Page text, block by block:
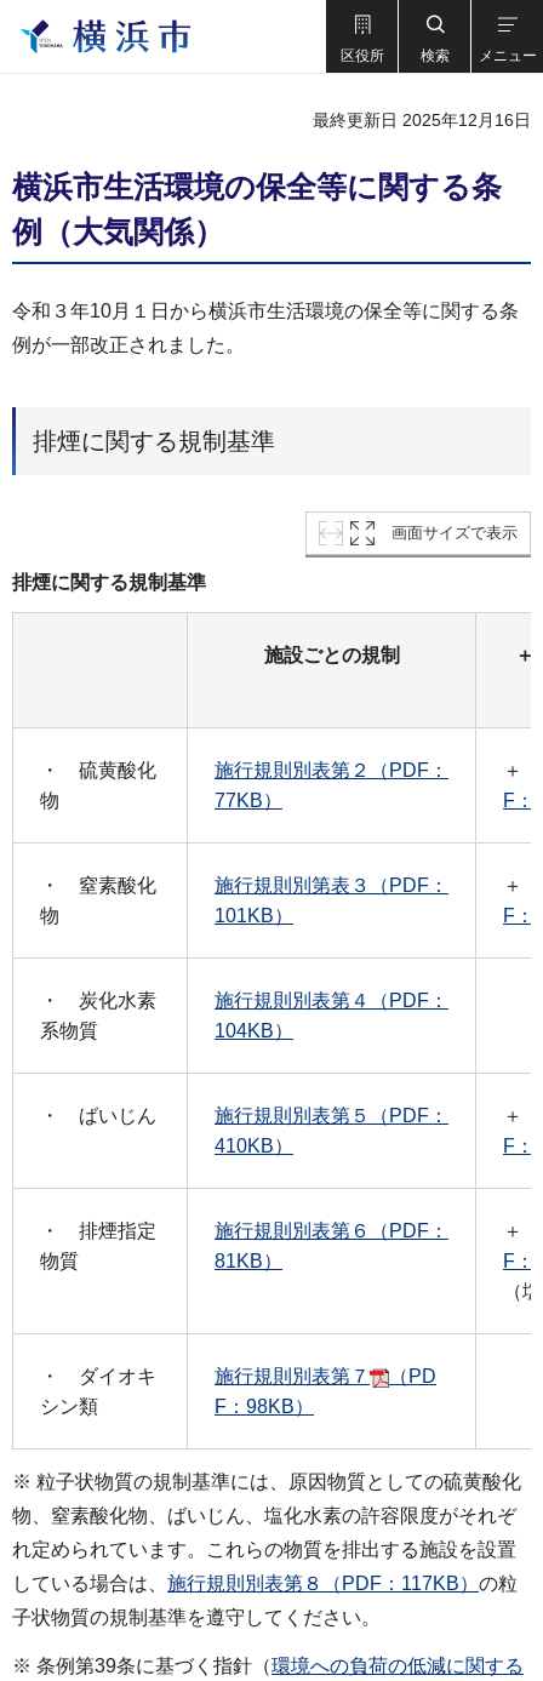
区役所 検索 メニュー
最終更新日 2025年12月16日
横浜市生活環境の保全等に関する条
例（大気関係）
令和３年10月１日から横浜市生活環境の保全等に関する条
例が一部改正されました。
排煙に関する規制基準
画面サイズで表示
排煙に関する規制基準
施設ごとの規制
・ 硫黄酸化
物
施行規則別表第２（PDF：
77KB）
＋
F：
・ 窒素酸化
物
施行規則別第表３（PDF：
101KB）
＋
F：
・ 炭化水素
系物質
施行規則別表第４（PDF：
104KB）
・ ばいじん
施行規則別表第５（PDF：
410KB）
＋
F：
・ 排煙指定
物質
施行規則別表第６（PDF：
81KB）
＋
F：
（
・ ダイオキ
シン類
施行規則別表第７
（PD
F：98KB）
※ 粒子状物質の規制基準には、原因物質としての硫黄酸化
物、窒素酸化物、ばいじん、塩化水素の許容限度がそれぞ
れ定められています。これらの物質を排出する施設を設置
している場合は、 施行規則別表第８（PDF：117KB） の粒
子状物質の規制基準を遵守してください。
※ 条例第39条に基づく指針（環境への負荷の低減に関する